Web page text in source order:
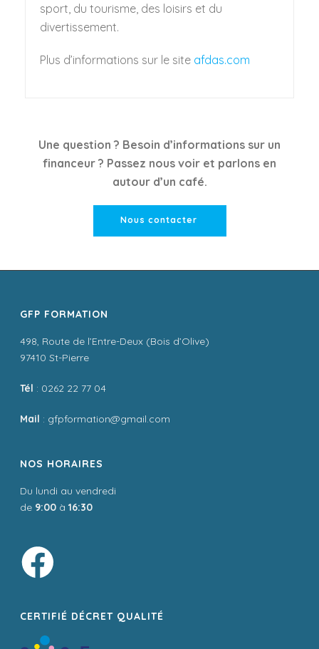
sport, du tourisme, des loisirs et du
divertissement.
Plus d’informations sur le site afdas.com
Une question ? Besoin d’informations sur un
financeur ? Passez nous voir et parlons en
autour d’un café.
Nous contacter
GFP FORMATION
498, Route de l’Entre-Deux (Bois d’Olive)
97410 St-Pierre
Tél : 0262 22 77 04
Mail : gfpformation@gmail.com
NOS HORAIRES
Du lundi au vendredi
de 9:00 à16:30
CERTIFIÉ DÉCRET QUALITÉ